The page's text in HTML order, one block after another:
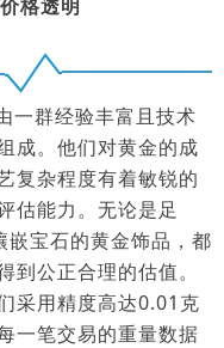
格透明
一群经验丰富且技术
成。他们对黄金的成
复杂程度有着敏锐的
估能力。无论是足
嵌宝石的黄金饰品，都
到公正合理的估值。
采用精度高达0.01克
一笔交易的重量数据